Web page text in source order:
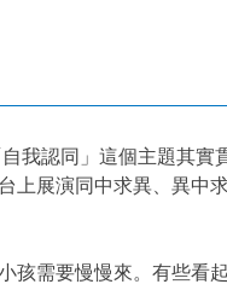
我認同」這個主題其
上展演同中求異、異
孩需要慢慢來。有些